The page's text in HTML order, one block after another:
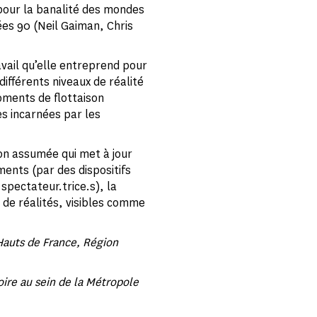
la banalité des mondes
90 (Neil Gaiman, Chris
qu’elle entreprend pour
niveaux de réalité
de flottaison
incarnées par les
assumée qui met à jour
(par des dispositifs
spectateur.trice.s), la
réalités, visibles comme
de France, Région
au sein de la Métropole